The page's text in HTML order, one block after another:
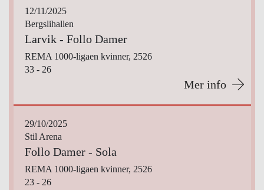
12/11/2025
Bergslihallen
Larvik - Follo Damer
REMA 1000-ligaen kvinner, 2526
33 - 26
Mer info
29/10/2025
Stil Arena
Follo Damer - Sola
REMA 1000-ligaen kvinner, 2526
23 - 26